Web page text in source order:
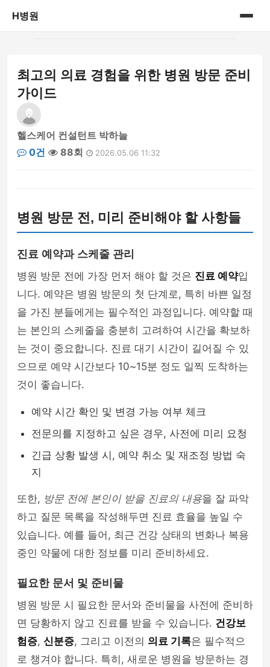
H병원
병원정보
최고의 의료 경험을 위한 병원 방문 준비
가이드
헬스케어 컨설턴트 박하늘
0건
88회 2026.05.06 11:32
병원 방문 전, 미리 준비해야 할 사항들
진료 예약과 스케줄 관리
병원 방문 전에 가장 먼저 해야 할 것은 진료 예약입
니다. 예약은 병원 방문의 첫 단계로, 특히 바쁜 일정
을 가진 분들에게는 필수적인 과정입니다. 예약할 때
는 본인의 스케줄을 충분히 고려하여 시간을 확보하
는 것이 중요합니다. 진료 대기 시간이 길어질 수 있
으므로 예약 시간보다 10~15분 정도 일찍 도착하는
것이 좋습니다.
예약 시간 확인 및 변경 가능 여부 체크
전문의를 지정하고 싶은 경우, 사전에 미리 요청
긴급 상황 발생 시, 예약 취소 및 재조정 방법 숙
지
또한, 방문 전에 본인이 받을 진료의 내용을 잘 파악
하고 질문 목록을 작성해두면 진료 효율을 높일 수
있습니다. 예를 들어, 최근 건강 상태의 변화나 복용
중인 약물에 대한 정보를 미리 준비하세요.
필요한 문서 및 준비물
병원 방문 시 필요한 문서와 준비물을 사전에 준비하
면 당황하지 않고 진료를 받을 수 있습니다. 건강보
험증, 신분증, 그리고 이전의 의료 기록은 필수적으
로 챙겨야 합니다. 특히, 새로운 병원을 방문하는 경